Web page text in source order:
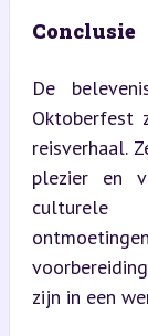
Conclusie
De
Oktoberfest
reisverhaal.
plezier en
culturele
zijn in een